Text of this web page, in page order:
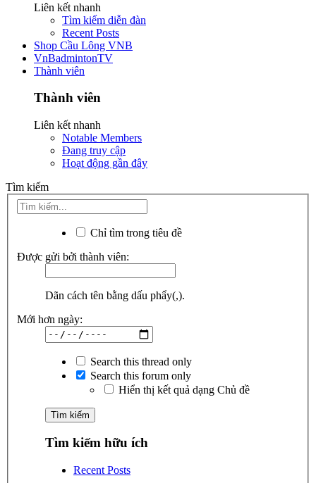
Liên kết nhanh
Tìm kiếm diễn đàn
Recent Posts
Shop Cầu Lông VNB
VnBadmintonTV
Thành viên
Thành viên
Liên kết nhanh
Notable Members
Đang truy cập
Hoạt động gần đây
Tìm kiếm
Chỉ tìm trong tiêu đề
Được gửi bởi thành viên:
Dãn cách tên bằng dấu phẩy(,).
Mới hơn ngày:
Search this thread only
Search this forum only
Hiển thị kết quả dạng Chủ đề
Tìm kiếm hữu ích
Recent Posts